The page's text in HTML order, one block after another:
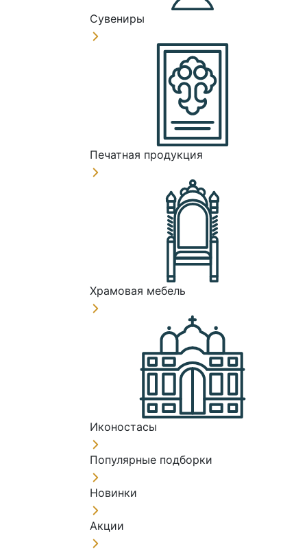
Сувениры
Печатная продукция
Храмовая мебель
Иконостасы
Популярные подборки
Новинки
Акции